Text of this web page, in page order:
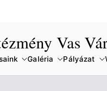
Vas
Galéria Pályázat